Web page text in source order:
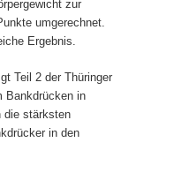
zur
umgerechnet.
Ergebnis.
Teil 2 der Thüringer
Bankdrücken in
die stärksten
in den